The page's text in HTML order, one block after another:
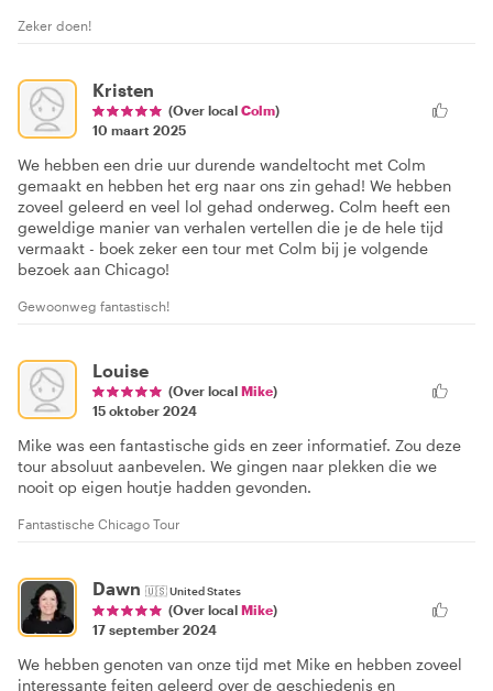
Zeker doen!
Kristen
(Over local Colm)
10 maart 2025
We hebben een drie uur durende wandeltocht met Colm
gemaakt en hebben het erg naar ons zin gehad! We hebben
zoveel geleerd en veel lol gehad onderweg. Colm heeft een
geweldige manier van verhalen vertellen die je de hele tijd
vermaakt - boek zeker een tour met Colm bij je volgende
bezoek aan Chicago!
Gewoonweg fantastisch!
Louise
(Over local Mike)
15 oktober 2024
Mike was een fantastische gids en zeer informatief. Zou deze
tour absoluut aanbevelen. We gingen naar plekken die we
nooit op eigen houtje hadden gevonden.
Fantastische Chicago Tour
Dawn 🇺🇸United States
(Over local Mike)
17 september 2024
We hebben genoten van onze tijd met Mike en hebben zoveel
interessante feiten geleerd over de geschiedenis en